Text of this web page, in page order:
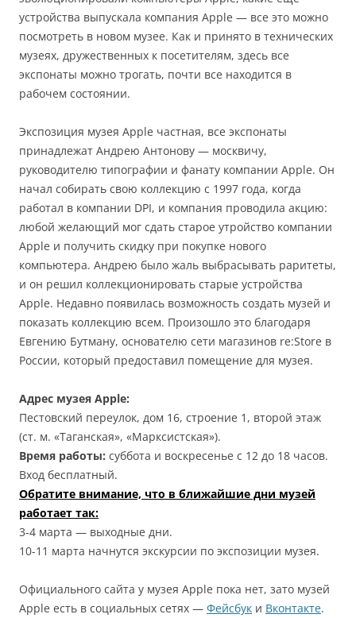
устройства выпускала компания Apple — все это можно
посмотреть в новом музее. Как и принято в технических
музеях, дружественных к посетителям, здесь все
экспонаты можно трогать, почти все находится в
рабочем состоянии.
Экспозиция музея Apple частная, все экспонаты
принадлежат Андрею Антонову — москвичу,
руководителю типографии и фанату компании Apple. Он
начал собирать свою коллекцию с 1997 года, когда
работал в компании DPI, и компания проводила акцию:
любой желающий мог сдать старое утройство компании
Apple и получить скидку при покупке нового
компьютера. Андрею было жаль выбрасывать раритеты,
и он решил коллекционировать старые устройства
Apple. Недавно появилась возможность создать музей и
показать коллекцию всем. Произошло это благодаря
Евгению Бутману, основателю сети магазинов re:Store в
России, который предоставил помещение для музея.
Адрес музея Apple:
Пестовский переулок, дом 16, строение 1, второй этаж
(ст. м. «Таганская», «Марксистская»).
Время работы: суббота и воскресенье с 12 до 18 часов.
Вход бесплатный.
Обратите внимание, что в ближайшие дни музей
работает так:
3-4 марта — выходные дни.
10-11 марта начнутся экскурсии по экспозиции музея.
Официального сайта у музея Apple пока нет, зато музей
Apple есть в социальных сетях — Фейсбук и Вконтакте.